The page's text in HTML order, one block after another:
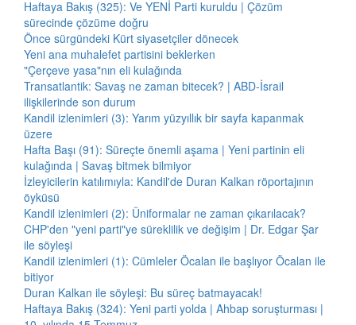
Haftaya Bakış (325): Ve YENİ Parti kuruldu | Çözüm
sürecinde çözüme doğru
Önce sürgündeki Kürt siyasetçiler dönecek
Yeni ana muhalefet partisini beklerken
"Çerçeve yasa"nın eli kulağında
Transatlantik: Savaş ne zaman bitecek? | ABD-İsrail
ilişkilerinde son durum
Kandil izlenimleri (3): Yarım yüzyıllık bir sayfa kapanmak
üzere
Hafta Başı (91): Süreçte önemli aşama | Yeni partinin eli
kulağında | Savaş bitmek bilmiyor
İzleyicilerin katılımıyla: Kandil'de Duran Kalkan röportajının
öyküsü
Kandil izlenimleri (2): Üniformalar ne zaman çıkarılacak?
CHP'den "yeni parti"ye süreklilik ve değişim | Dr. Edgar Şar
ile söyleşi
Kandil izlenimleri (1): Cümleler Öcalan ile başlıyor Öcalan ile
bitiyor
Duran Kalkan ile söyleşi: Bu süreç batmayacak!
Haftaya Bakış (324): Yeni parti yolda | Ahbap soruşturması |